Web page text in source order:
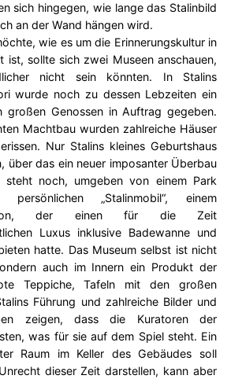
sich hingegen, wie lange das Stalinbild
an der Wand hängen wird.
wie es um die Erinnerungskultur in
ist, sollte sich zwei Museen anschauen,
nicht sein könnten. In Stalins
wurde noch zu dessen Lebzeiten ein
großen Genossen in Auftrag gegeben.
Machtbau wurden zahlreiche Häuser
Nur Stalins kleines Geburtshaus
über das ein neuer imposanter Überbau
steht noch, umgeben von einem Park
„Stalinmobil“, einem
der einen für die Zeit
Luxus inklusive Badewanne und
hatte. Das Museum selbst ist nicht
auch im Innern ein Produkt der
Teppiche, Tafeln mit den großen
Führung und zahlreiche Bilder und
zeigen, dass die Kuratoren der
was für sie auf dem Spiel steht. Ein
Raum im Keller des Gebäudes soll
dieser Zeit darstellen, kann aber